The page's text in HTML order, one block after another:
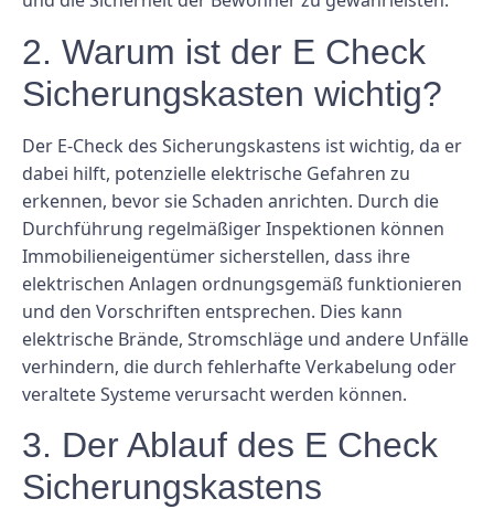
2. Warum ist der E Check
Sicherungskasten wichtig?
Der E-Check des Sicherungskastens ist wichtig, da er
dabei hilft, potenzielle elektrische Gefahren zu
erkennen, bevor sie Schaden anrichten. Durch die
Durchführung regelmäßiger Inspektionen können
Immobilieneigentümer sicherstellen, dass ihre
elektrischen Anlagen ordnungsgemäß funktionieren
und den Vorschriften entsprechen. Dies kann
elektrische Brände, Stromschläge und andere Unfälle
verhindern, die durch fehlerhafte Verkabelung oder
veraltete Systeme verursacht werden können.
3. Der Ablauf des E Check
Sicherungskastens